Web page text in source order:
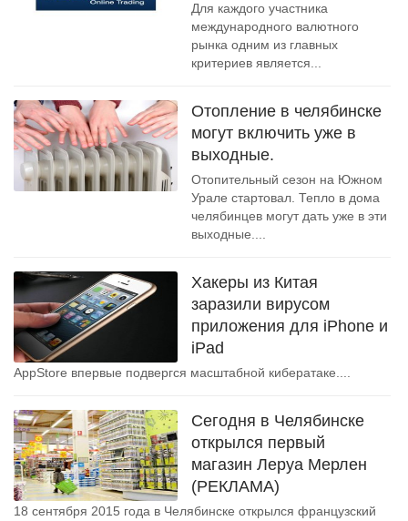
Для каждого участника
международного валютного
рынка одним из главных
критериев является...
Отопление в челябинске
могут включить уже в
выходные.
Отопительный сезон на Южном
Урале стартовал. Тепло в дома
челябинцев могут дать уже в эти
выходные....
Хакеры из Китая
заразили вирусом
приложения для iPhone и
iPad
AppStore впервые подвергся масштабной кибератаке....
Сегодня в Челябинске
открылся первый
магазин Леруа Мерлен
(РЕКЛАМА)
18 сентября 2015 года в Челябинске открылся французский